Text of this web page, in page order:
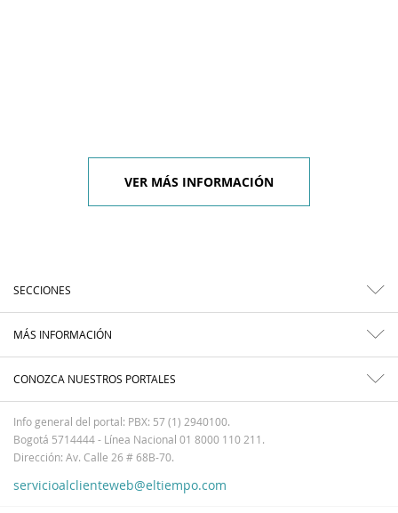
VER MÁS INFORMACIÓN
SECCIONES
MÁS INFORMACIÓN
CONOZCA NUESTROS PORTALES
Info general del portal: PBX: 57 (1) 2940100.
Bogotá 5714444 - Línea Nacional 01 8000 110 211.
Dirección: Av. Calle 26 # 68B-70.
servicioalclienteweb@eltiempo.com